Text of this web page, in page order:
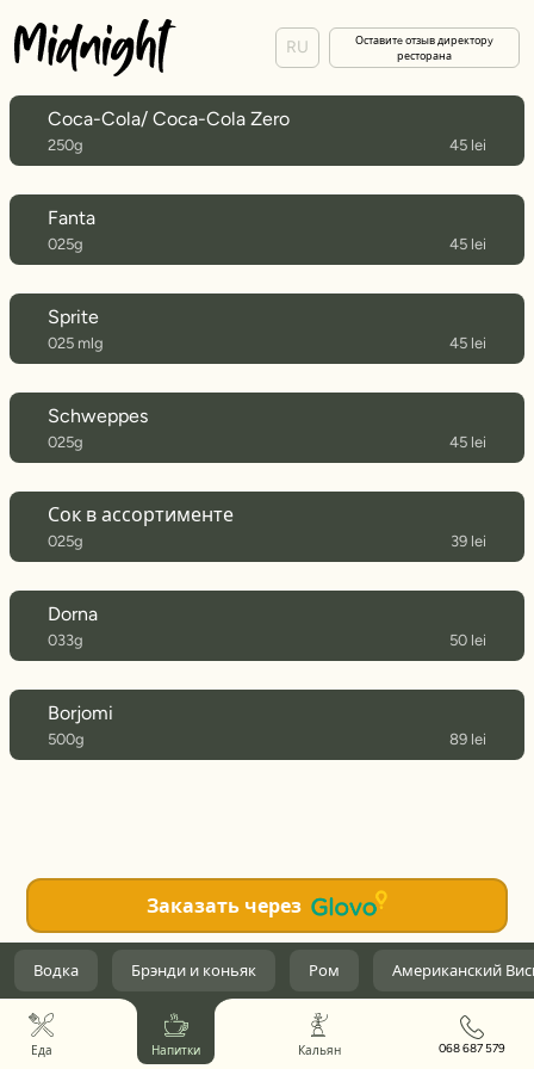
RU
Оставитe отзыв директорy
ресторана
Заказать через
Водка Брэнди и коньяк Ром Американский
Еда Напитки Кальян 068 687 579
Coca-Cola/ Coca-Cola Zero
250g 45 lei
Fanta
025g 45 lei
Sprite
025 mlg 45 lei
Schweppes
025g 45 lei
Сок в ассортименте
025g 39 lei
Dorna
033g 50 lei
Borjomi
500g 89 lei